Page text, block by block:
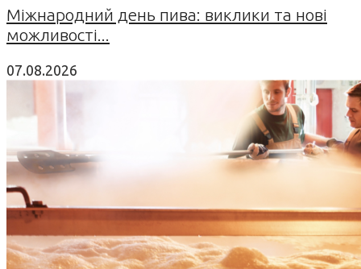
Міжнародний день пива: виклики та нові
можливості...
07.08.2026